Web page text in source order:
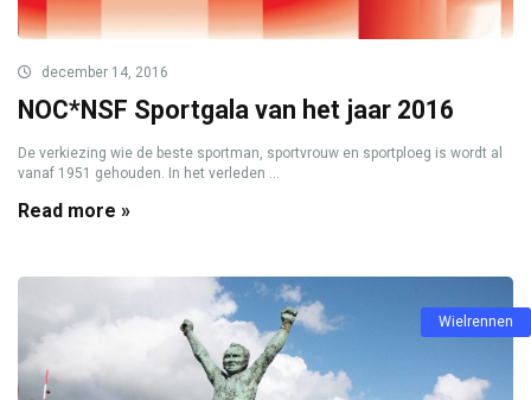
december 14, 2016
NOC*NSF Sportgala van het jaar 2016
De verkiezing wie de beste sportman, sportvrouw en sportploeg is wordt al
vanaf 1951 gehouden. In het verleden ...
Read more »
Wielrennen